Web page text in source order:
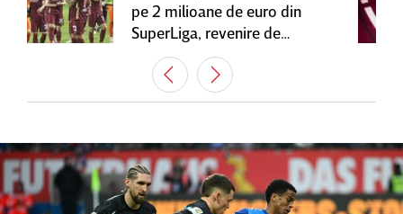
pe 2 milioane de euro din
SuperLiga, revenire de
senzaţie în Gruia